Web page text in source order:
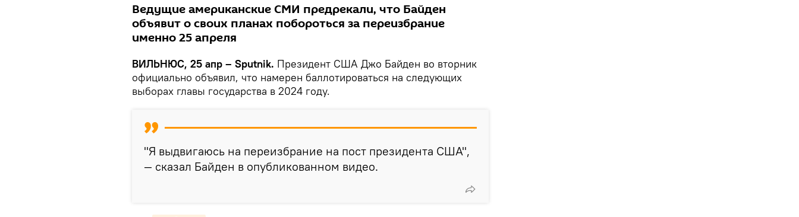
Ведущие американские СМИ предрекали, что Байден
объявит о своих планах побороться за переизбрание
именно 25 апреля
ВИЛЬНЮС, 25 апр – Sputnik. Президент США Джо Байден во вторник
официально объявил, что намерен баллотироваться на следующих
выборах главы государства в 2024 году.
"Я выдвигаюсь на переизбрание на пост президента США",
— сказал Байден в опубликованном видео.